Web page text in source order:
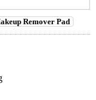
Remover Pad